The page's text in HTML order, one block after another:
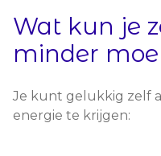
Wat kun je
minder moe
Je kunt gelukkig zelf
energie te krijgen: